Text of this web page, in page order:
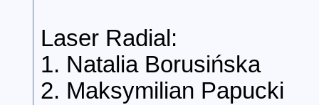
Laser Radial:
1. Natalia Borusińska
2. Maksymilian Papucki